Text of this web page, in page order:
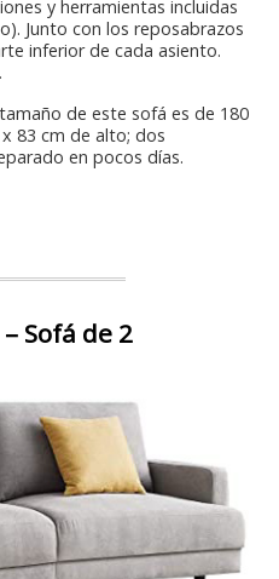
y herramientas incluidas
Junto con los reposabrazos
inferior de cada asiento.
de este sofá es de 180
83 cm de alto; dos
en pocos días.
Sofá de 2